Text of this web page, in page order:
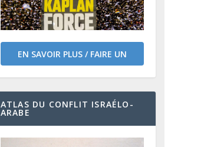
EN SAVOIR PLUS / FAIRE UN
DON
ATLAS DU CONFLIT ISRAÉLO-
ARABE